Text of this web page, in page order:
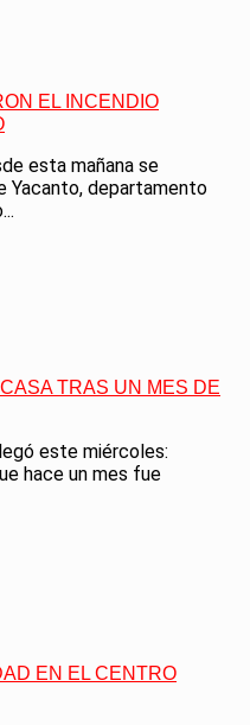
EL INCENDIO
esta mañana se
Yacanto, departamento
TRAS UN MES DE
este miércoles:
hace un mes fue
EN EL CENTRO